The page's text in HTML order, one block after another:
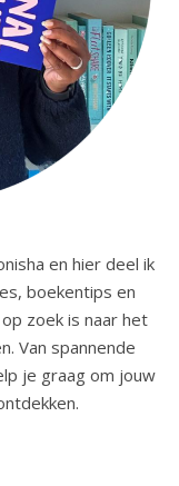
en hier deel ik
boekentips en
zoek is naar het
Van spannende
je graag om jouw